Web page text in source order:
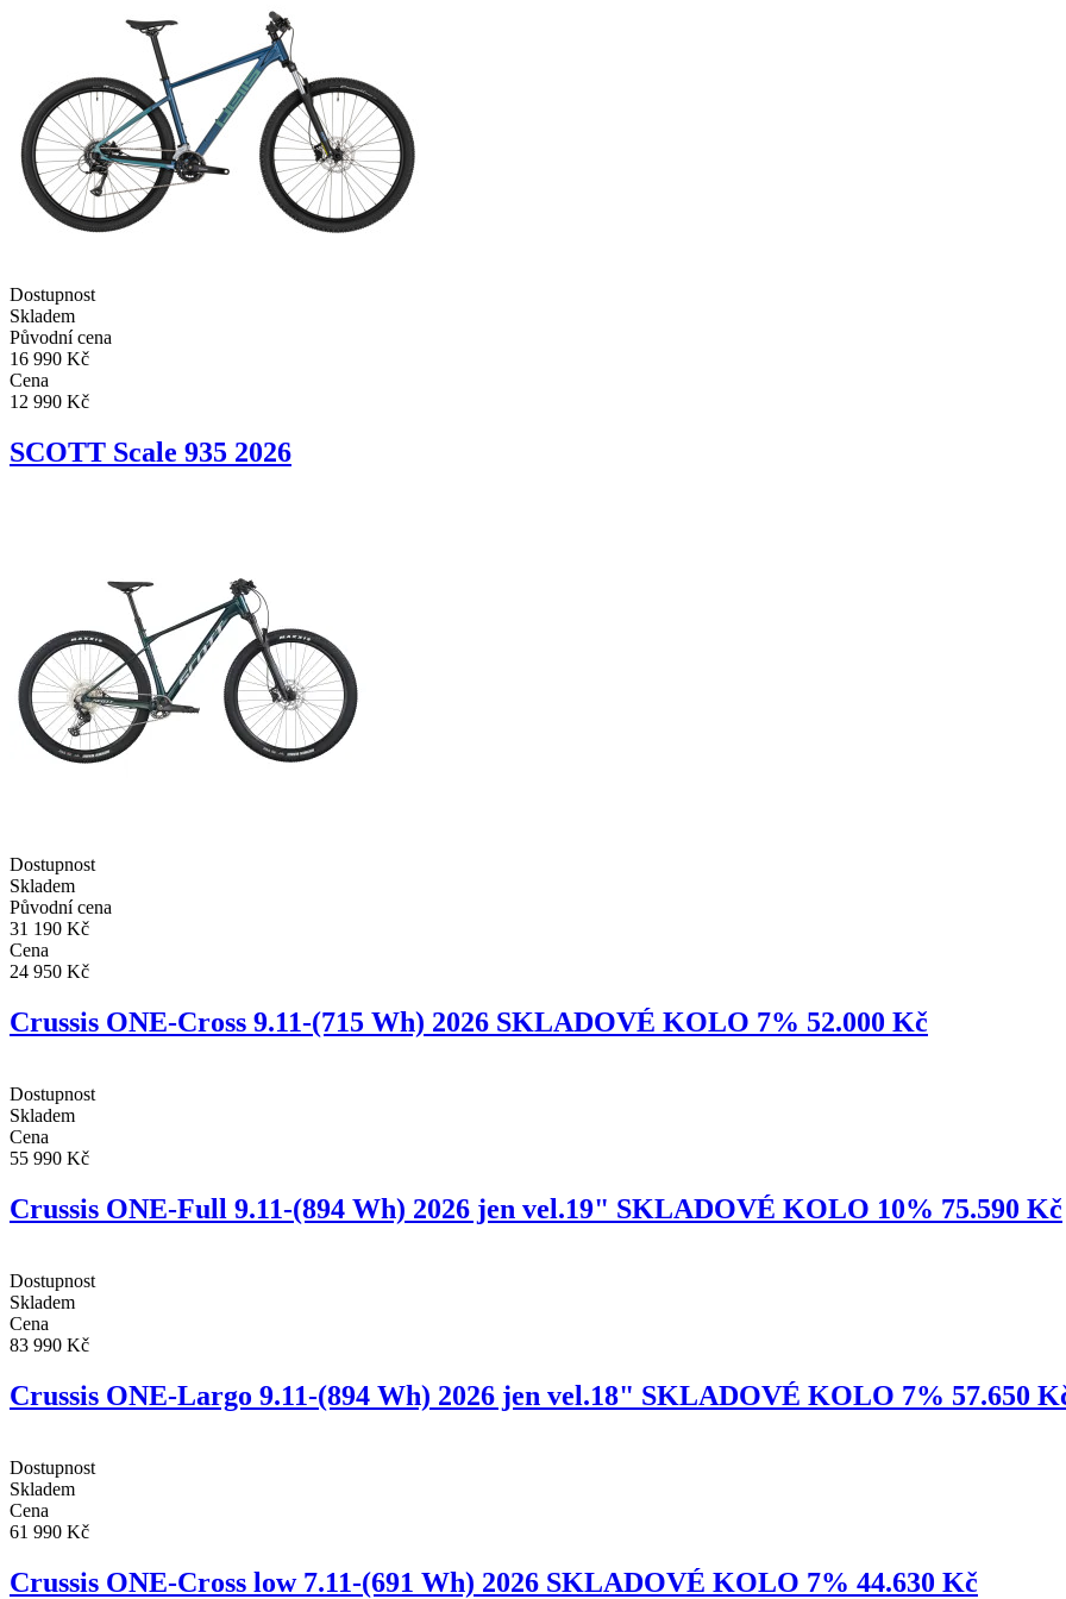
Dostupnost
Skladem
Původní cena
16 990 Kč
Cena
12 990 Kč
SCOTT Scale 935 2026
Dostupnost
Skladem
Původní cena
31 190 Kč
Cena
24 950 Kč
Crussis ONE-Cross 9.11-(715 Wh) 2026 SKLADOVÉ KOLO 7% 52.000 Kč
Dostupnost
Skladem
Cena
55 990 Kč
Crussis ONE-Full 9.11-(894 Wh) 2026 jen vel.19" SKLADOVÉ KOLO 10% 75.590 Kč
Dostupnost
Skladem
Cena
83 990 Kč
Crussis ONE-Largo 9.11-(894 Wh) 2026 jen vel.18" SKLADOVÉ KOLO 7% 57.650
Dostupnost
Skladem
Cena
61 990 Kč
Crussis ONE-Cross low 7.11-(691 Wh) 2026 SKLADOVÉ KOLO 7% 44.630 Kč